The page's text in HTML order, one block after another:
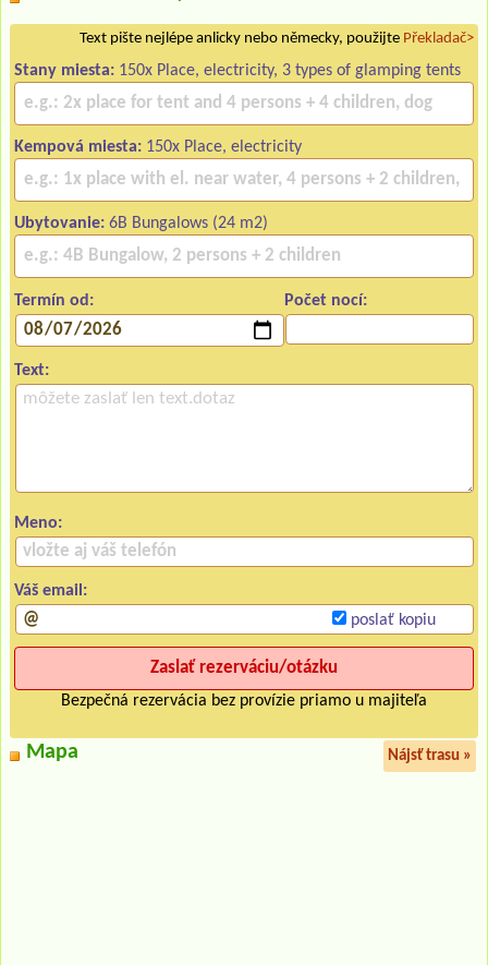
Text pište nejlépe anlicky nebo německy, použijte Překladač>
Stany miesta: 150x Place, electricity, 3 types of glamping tents
Kempová miesta: 150x Place, electricity
Ubytovanie: 6B Bungalows (24 m2)
Termín od: Počet nocí:
Text:
Meno:
Váš email:
poslať kopiu
Bezpečná rezervácia bez provízie priamo u majiteľa
Mapa Nájsť trasu »